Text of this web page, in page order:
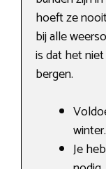
hoeft ze
bij alle
is dat het
bergen.
winter.
Je